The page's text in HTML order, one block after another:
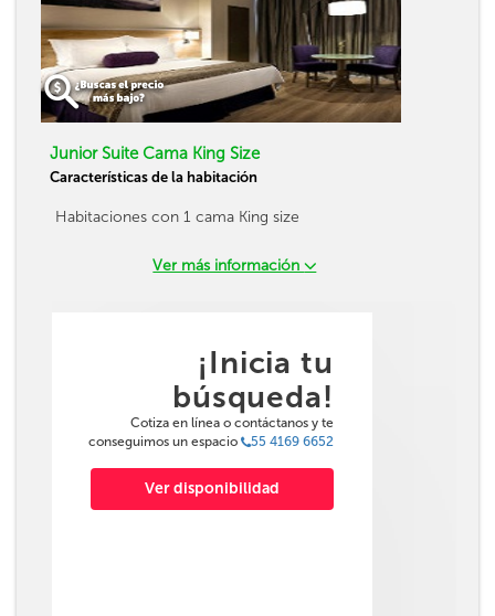
Junior Suite Cama King Size
Características de la habitación
Habitaciones con 1 cama King size
Ver más información
¡Inicia tu
búsqueda!
Cotiza en línea o contáctanos y te
conseguimos un espacio
55 4169 6652
Ver disponibilidad